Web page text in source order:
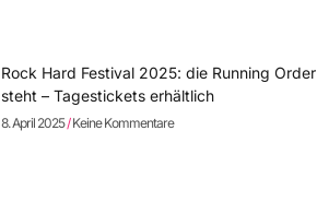
Rock Hard Festival 2025: die Running Order
steht – Tagestickets erhältlich
8. April 2025 Keine Kommentare